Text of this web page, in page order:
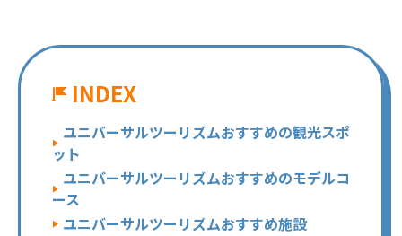
INDEX
ユニバーサルツーリズムおすすめの観光スポ
ット
ユニバーサルツーリズムおすすめのモデルコ
ース
ユニバーサルツーリズムおすすめ施設